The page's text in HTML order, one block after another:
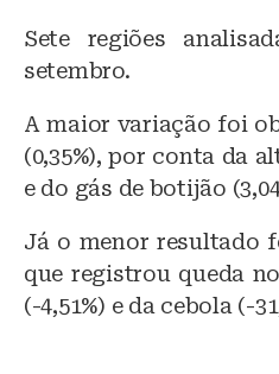
Sete regiões
setembro.
A maior variação foi
(0,35%), por conta da
e do gás de botijão
Já o menor resultado
que registrou queda
(-4,51%) e da cebola (-